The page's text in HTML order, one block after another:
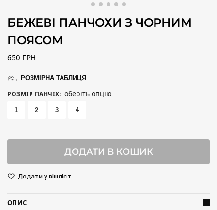
БЕЖЕВІ ПАНЧОХИ З ЧОРНИМ
ПОЯСОМ
650 ГРН
РОЗМІРНА ТАБЛИЦЯ
РОЗМІР ПАНЧІХ: оберіть опцію
1 2 3 4
ДОДАТИ В КОШИК
Додати у вішліст
ОПИС